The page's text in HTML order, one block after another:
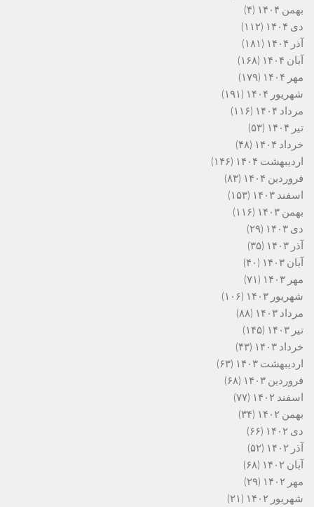
بهمن ۱۴۰۴
(۴)
دی ۱۴۰۴
(۱۱۲)
آذر ۱۴۰۴
(۱۸۱)
آبان ۱۴۰۴
(۱۶۸)
مهر ۱۴۰۴
(۱۷۹)
شهریور ۱۴۰۴
(۱۹۱)
مرداد ۱۴۰۴
(۱۱۶)
تیر ۱۴۰۴
(۵۳)
خرداد ۱۴۰۴
(۴۸)
اردیبهشت ۱۴۰۴
(۱۴۶)
فروردین ۱۴۰۴
(۸۳)
اسفند ۱۴۰۳
(۱۵۳)
بهمن ۱۴۰۳
(۱۱۶)
دی ۱۴۰۳
(۲۹)
آذر ۱۴۰۳
(۳۵)
آبان ۱۴۰۳
(۴۰)
مهر ۱۴۰۳
(۷۱)
شهریور ۱۴۰۳
(۱۰۶)
مرداد ۱۴۰۳
(۸۸)
تیر ۱۴۰۳
(۱۴۵)
خرداد ۱۴۰۳
(۴۳)
اردیبهشت ۱۴۰۳
(۶۳)
فروردین ۱۴۰۳
(۶۸)
اسفند ۱۴۰۲
(۷۷)
بهمن ۱۴۰۲
(۳۴)
دی ۱۴۰۲
(۶۶)
آذر ۱۴۰۲
(۵۲)
آبان ۱۴۰۲
(۶۸)
مهر ۱۴۰۲
(۲۹)
شهریور ۱۴۰۲
(۲۱)